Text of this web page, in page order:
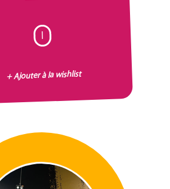
I
+ Ajouter à la wishlist